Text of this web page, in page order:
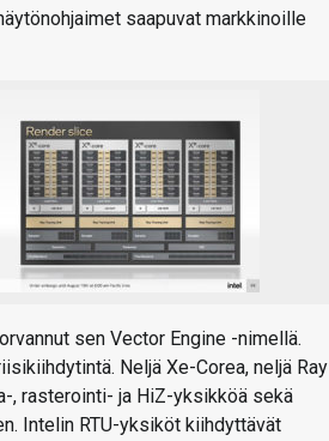
saapuvat markkinoille
sen Vector Engine -nimellä.
Neljä Xe-Corea, neljä Ray
, rasterointi- ja HiZ-yksikköä sekä
Intelin RTU-yksiköt kiihdyttävät